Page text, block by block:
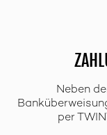
Neben
per